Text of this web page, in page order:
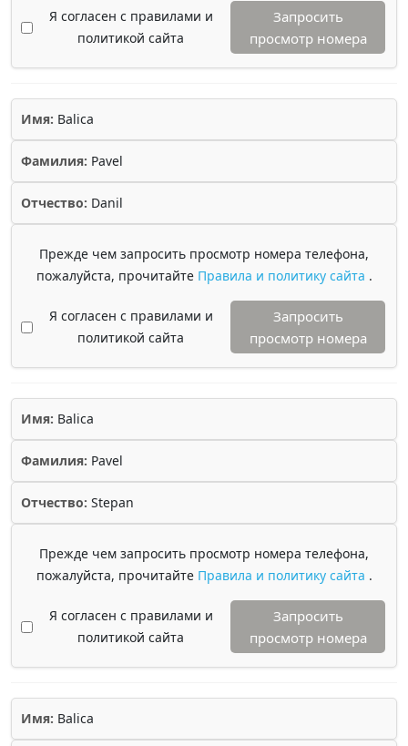
Я согласен с правилами и
политикой сайта
Запросить
просмотр номера
Имя: Balica
Фамилия: Pavel
Отчество: Danil
Прежде чем запросить просмотр номера телефона,
пожалуйста, прочитайте Правила и политику сайта .
Я согласен с правилами и
политикой сайта
Запросить
просмотр номера
Имя: Balica
Фамилия: Pavel
Отчество: Stepan
Прежде чем запросить просмотр номера телефона,
пожалуйста, прочитайте Правила и политику сайта .
Я согласен с правилами и
политикой сайта
Запросить
просмотр номера
Имя: Balica